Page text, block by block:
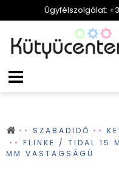
Ügyfélszolgálat:
SZABADIDŐ
FLINKE / TIDAL 15
MM VASTAGSÁGÚ